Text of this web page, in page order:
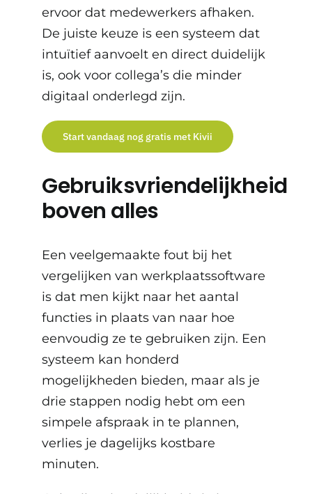
ervoor dat medewerkers afhaken.
De juiste keuze is een systeem dat
intuïtief aanvoelt en direct duidelijk
is, ook voor collega’s die minder
digitaal onderlegd zijn.
Start vandaag nog gratis met Kivii
Gebruiksvriendelijkheid
boven alles
Een veelgemaakte fout bij het
vergelijken van werkplaatssoftware
is dat men kijkt naar het aantal
functies in plaats van naar hoe
eenvoudig ze te gebruiken zijn. Een
systeem kan honderd
mogelijkheden bieden, maar als je
drie stappen nodig hebt om een
simpele afspraak in te plannen,
verlies je dagelijks kostbare
minuten.